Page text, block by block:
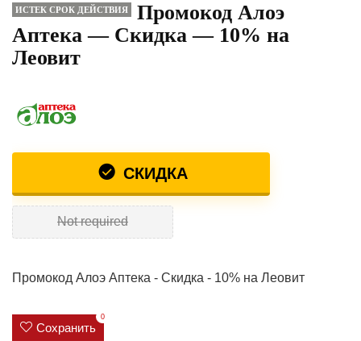
ИСТЕК СРОК ДЕЙСТВИЯ
Промокод Алоэ
Аптека — Скидка — 10% на
Леовит
СКИДКА
Not required
Промокод Алоэ Аптека - Скидка - 10% на Леовит
Сохранить
0